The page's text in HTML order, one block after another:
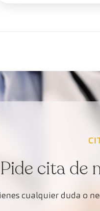
Pide cita de
cualquier duda o